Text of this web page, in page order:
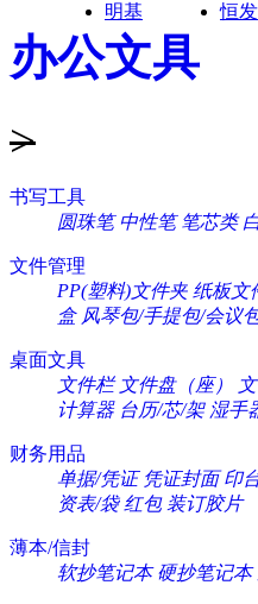
明基
恒发
办公文具
>
书写工具
圆珠笔 中性笔 笔芯类
文件管理
PP(塑料)文件夹 纸板文
盒 风琴包/手提包/会议
桌面文具
文件栏 文件盘（座）
计算器 台历/芯/架 湿手
财务用品
单据/凭证 凭证封面 印
资表/袋 红包 装订胶片
薄本/信封
软抄笔记本 硬抄笔记本